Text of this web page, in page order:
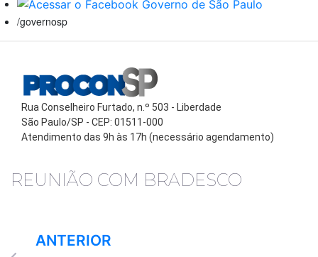
/governosp
Rua Conselheiro Furtado, n.º 503 - Liberdade
São Paulo/SP - CEP: 01511-000
Atendimento das 9h às 17h (necessário agendamento)
REUNIÃO COM BRADESCO
ANTERIOR